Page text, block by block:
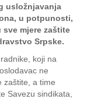
usložnjavanja
u potpunosti,
mjere zaštite
Srpske.
koji na
ne
zaštite, a time
Savezu sindikata,